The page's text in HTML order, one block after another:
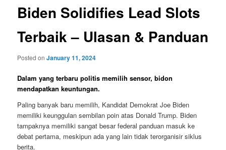
Biden Solidifies Lead Slots
Terbaik – Ulasan & Panduan
Posted onJanuary 11, 2024
Dalam yang terbaru politis memilih sensor, bidon
mendapatkan keuntungan.
Paling banyak baru memilih, Kandidat Demokrat Joe Biden
memiliki keunggulan sembilan poin atas Donald Trump. Biden
tampaknya memiliki sangat besar federal panduan masuk ke
debat pertama, meskipun ada yang lain tidak terorganisir siklus
berita.